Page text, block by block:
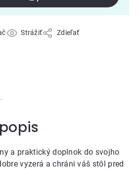
Strážiť Zdieľať
a praktický doplnok do svojho
vyzerá a chráni váš stôl pred